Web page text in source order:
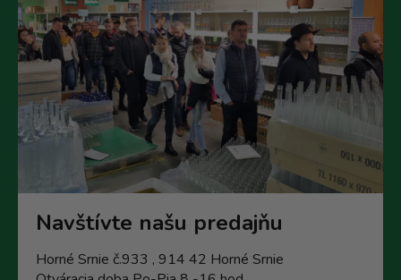
Navštívte našu predajňu
Horné Srnie č.933 , 914 42 Horné Srnie